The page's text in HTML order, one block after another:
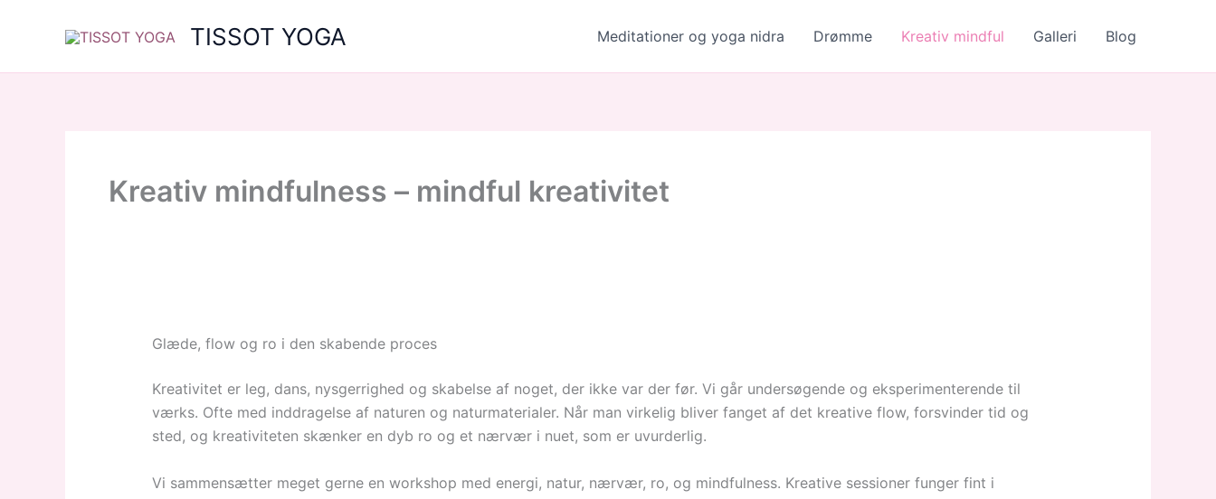
TISSOT YOGA Meditationer og yoga nidra Drømme Kreativ mindful Galleri Blog
Kreativ mindfulness – mindful kreativitet
Glæde, flow og ro i den skabende proces
Kreativitet er leg, dans, nysgerrighed og skabelse af noget, der ikke var der før. Vi går undersøgende og eksperimenterende til
værks. Ofte med inddragelse af naturen og naturmaterialer. Når man virkelig bliver fanget af det kreative flow, forsvinder tid og
sted, og kreativiteten skænker en dyb ro og et nærvær i nuet, som er uvurderlig.
Vi sammensætter meget gerne en workshop med energi, natur, nærvær, ro, og mindfulness. Kreative sessioner funger fint i